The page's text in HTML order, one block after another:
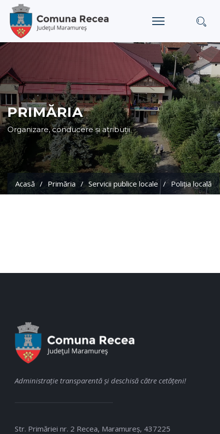
PRIMĂRIA
Organizare, conducere și atribuții
Acasă Primăria Servicii publice locale Poliția locală
Administraţie transparentă şi deschisă către cetăţeni!
Str. Primăriei nr. 2 Recea, Maramureş, 437225